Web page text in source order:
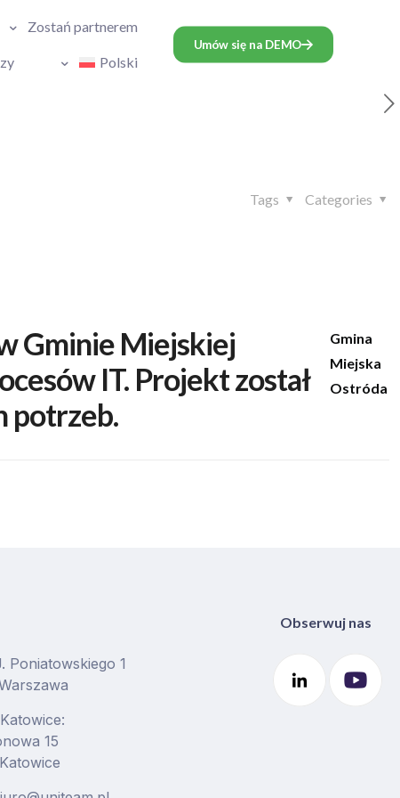
Zostań partnerem
Polski
Umów się na DEMO
Categories
Tags
Gminie Miejskiej
IT. Projekt został
potrzeb.
Gmina
Miejska
Ostróda
Poniatowskiego 1
15
Obserwuj nas